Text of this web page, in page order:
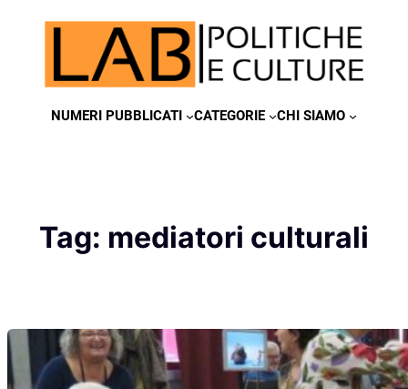
NUMERI PUBBLICATI CATEGORIE CHI SIAMO
Tag: mediatori culturali